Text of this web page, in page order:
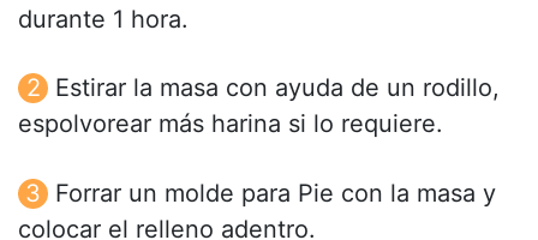
durante 1 hora.
Estirar la masa con ayuda de un rodillo,
espolvorear más harina si lo requiere.
Forrar un molde para Pie con la masa y
colocar el relleno adentro.